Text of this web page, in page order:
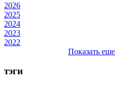
2026
2025
2024
2023
2022
Показать еще
тэги